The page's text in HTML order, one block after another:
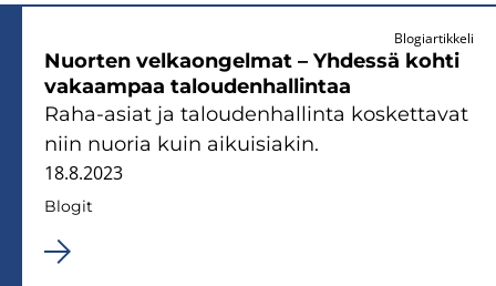
Blogiartikkeli
Nuor­ten vel­kaon­gel­mat – Yh­des­sä kohti
va­kaam­paa ta­lou­den­hal­lin­taa
Raha-​asiat ja ta­lou­den­hal­lin­ta kos­ket­ta­vat
niin nuo­ria kuin ai­kui­sia­kin.
18.8.2023
Blo­git